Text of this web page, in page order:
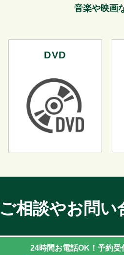
音楽や映画
DVD
ご相談やお問い
24時間お電話OK！予約受